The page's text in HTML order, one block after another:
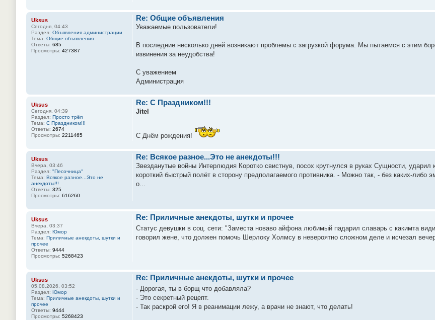
Uksus
Сегодня, 04:43
Раздел: Объявления администрации
Тема: Общие объявления
Ответы: 685
Просмотры: 427387
Re: Общие объявления
Уважаемые пользователи!
В последние несколько дней возникают проблемы с загрузкой форума. Мы пытаемся с этим
извинения за неудобства!
С уважением
Администрация
Uksus
Сегодня, 04:39
Раздел: Просто трёп
Тема: С Праздником!!!
Ответы: 2674
Просмотры: 2211465
Re: С Праздником!!!
Jitel
С Днём рождения!
Uksus
Вчера, 03:46
Раздел: "Песочница"
Тема: Всякое разное...Это не
анекдоты!!!
Ответы: 325
Просмотры: 616260
Re: Всякое разное...Это не анекдоты!!!
Звезданутые войны Интерлюдия Коротко свистнув, посох крутнулся в руках Сущности,
короткий быстрый полёт в сторону предполагаемого противника. - Можно так, - без каких-
о...
Uksus
Вчера, 03:37
Раздел: Юмор
Тема: Приличные анекдоты, шутки и
прочее
Ответы: 9444
Просмотры: 5268423
Re: Приличные анекдоты, шутки и прочее
Статус девушки в соц. сети: "Заместа новаво айфона любимый падарил славарь с какимта
говорил жене, что должен помочь Шерлоку Холмсу в невероятно сложном деле и исчезал
Uksus
05.08.2026, 03:52
Раздел: Юмор
Тема: Приличные анекдоты, шутки и
прочее
Ответы: 9444
Просмотры: 5268423
Re: Приличные анекдоты, шутки и прочее
- Дорогая, ты в борщ что добавляла?
- Это секретный рецепт.
- Так раскрой его! Я в реанимации лежу, а врачи не знают, что делать!